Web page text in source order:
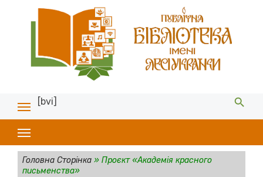
[bvi]
Головна Сторінка» Проєкт «Академія красного
письменства»